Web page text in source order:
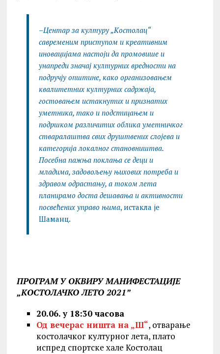
–Центар за културу „Костолац“
савременим приступом и креативним
иновацијама настоји да промовише и
унапреди значај културних вредности на
подручју општине, како организовањем
квалитетних културних садржаја,
гостовањем истакнутих и признатих
уметника, тако и подстицањем и
подршком различитих облика уметничког
стваралаштва свих друштвених слојева и
категорија локалног становништва.
Посебна пажња поклања се деци и
младима, задовољењу њихових потреба и
здравом одрастању, а током лета
планирамо доста дешавања и активности
посвећених управо њима, истакла је
Шаманц.
ПРОГРАМ У ОКВИРУ МАНИФЕСТАЦИЈЕ
„KОСТОЛАЧКО ЛЕТО 2021”
20.06. у 18:30 часова
Од вечерас ништа на „Ш“, отварање
костолачког културног лета, плато
испред спортске хале Костолац